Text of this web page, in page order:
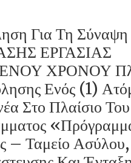
Για Τη Σύναψη
ΕΡΓΑΣΙΑΣ
ΧΡΟΝΟΥ
Ενός (1)
Στο Πλαίσιο Του
– Ταμείο Ασύλου,